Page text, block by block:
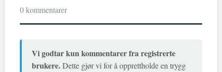
0 kommentarer
Vi godtar kun kommentarer fra registrerte
brukere.Dette gjør vi for å opprettholde en trygg